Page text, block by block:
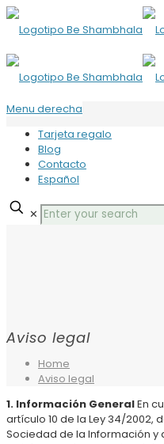
Menu derecha
Tarjeta regalo
Blog
Contacto
Español
✕
Aviso legal
Home
Aviso legal
1. Información GeneralEn
artículo 10 de la Ley 34/2002,
Sociedad de la Información y